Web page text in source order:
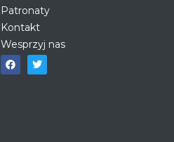
Patronaty
Kontakt
Wesprzyj nas